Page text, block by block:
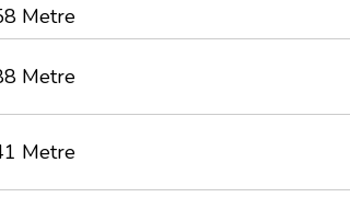
Metre
Metre
Metre